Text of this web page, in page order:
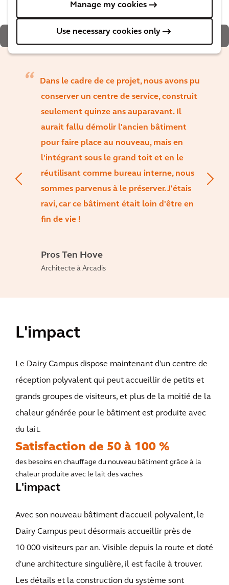
Manage my cookies
Use necessary cookies only
Le site dispose de son propre système de climatisation
Dans le cadre de ce projet, nous avons pu
conserver un centre de service, construit
seulement quinze ans auparavant. Il
aurait fallu démolir l'ancien bâtiment
pour faire place au nouveau, mais en
l'intégrant sous le grand toit et en le
réutilisant comme bureau interne, nous
sommes parvenus à le préserver. J'étais
ravi, car ce bâtiment était loin d'être en
fin de vie !
Pros Ten Hove
Architecte à Arcadis
L'impact
Le Dairy Campus dispose maintenant d'un centre de
réception polyvalent qui peut accueillir de petits et
grands groupes de visiteurs, et plus de la moitié de la
chaleur générée pour le bâtiment est produite avec
du lait.
Satisfaction de 50 à 100 %
des besoins en chauffage du nouveau bâtiment grâce à la
chaleur produite avec le lait des vaches
L'impact
Avec son nouveau bâtiment d'accueil polyvalent, le
Dairy Campus peut désormais accueillir près de
10 000 visiteurs par an. Visible depuis la route et doté
d'une architecture singulière, il est facile à trouver.
Les détails et la construction du système sont